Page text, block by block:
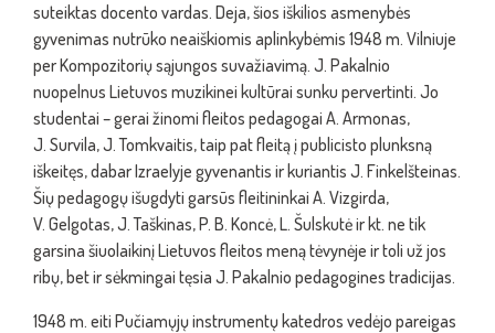
suteiktas docento vardas. Deja, šios iškilios asmenybės
gyvenimas nutrūko neaiškiomis aplinkybėmis 1948 m. Vilniuje
per Kompozitorių sąjungos suvažiavimą. J. Pakalnio
nuopelnus Lietuvos muzikinei kultūrai sunku pervertinti. Jo
studentai – gerai žinomi fleitos pedagogai A. Armonas,
J. Survila, J. Tomkvaitis, taip pat fleitą į publicisto plunksną
iškeitęs, dabar Izraelyje gyvenantis ir kuriantis J. Finkelšteinas.
Šių pedagogų išugdyti garsūs fleitininkai A. Vizgirda,
V. Gelgotas, J. Taškinas, P. B. Koncė, L. Šulskutė ir kt. ne tik
garsina šiuolaikinį Lietuvos fleitos meną tėvynėje ir toli už jos
ribų, bet ir sėkmingai tęsia J. Pakalnio pedagogines tradicijas.
1948 m. eiti Pučiamųjų instrumentų katedros vedėjo pareigas